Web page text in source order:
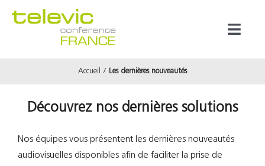
Marques
Accueil Les dernières nouveautés
Découvrez nos dernières solutions
Nos équipes vous présentent les dernières nouveautés
audiovisuelles disponibles afin de faciliter la prise de